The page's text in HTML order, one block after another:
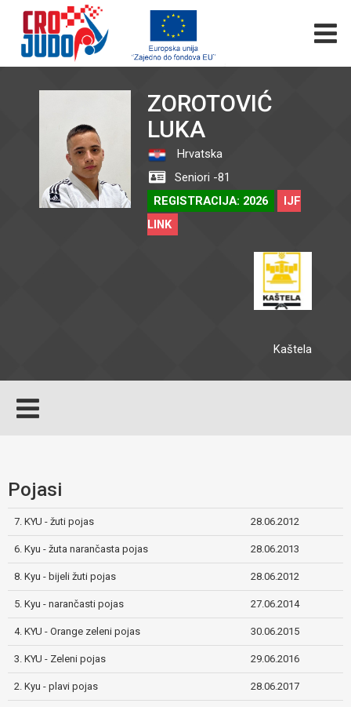
ZOROTOVIĆ
LUKA
Hrvatska
Seniori -81
REGISTRACIJA: 2026
IJF
LINK
Kaštela
Pojasi
7. KYU - žuti pojas 28.06.2012
6. Kyu - žuta narančasta pojas 28.06.2013
8. Kyu - bijeli žuti pojas 28.06.2012
5. Kyu - narančasti pojas 27.06.2014
4. KYU - Orange zeleni pojas 30.06.2015
3. KYU - Zeleni pojas 29.06.2016
2. Kyu - plavi pojas 28.06.2017